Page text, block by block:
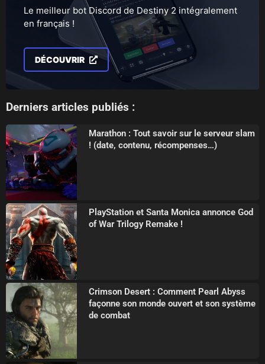
Le meilleur bot Discord de Destiny 2 intégralement
en français !
DÉCOUVRIR
Derniers articles publiés :
Marathon : Tout savoir sur le serveur slam
! (date, contenu, récompenses…)
PlayStation et Santa Monica annonce God
of War Trilogy Remake !
Crimson Desert : Comment Pearl Abyss
façonne son monde ouvert et son système
de combat